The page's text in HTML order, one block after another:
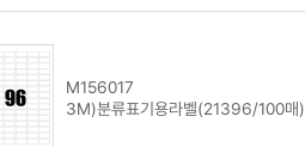
M156017
3M)분류표기용라벨(21396/100